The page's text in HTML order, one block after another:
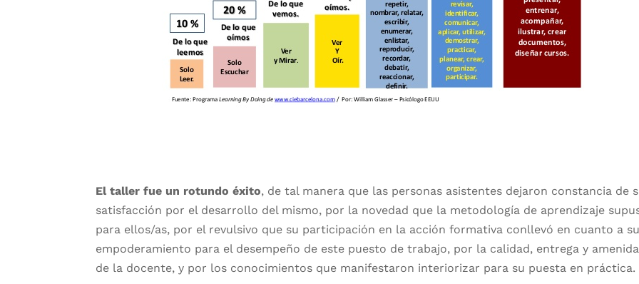
El taller fue un rotundo éxito, de tal manera que las personas asistentes dejaron constancia de
satisfacción por el desarrollo del mismo, por la novedad que la metodología de aprendizaje
para ellos/as, por el revulsivo que su participación en la acción formativa conllevó en cuanto a su
empoderamiento para el desempeño de este puesto de trabajo, por la calidad, entrega y
de la docente, y por los conocimientos que manifestaron interiorizar para su puesta en práctica.